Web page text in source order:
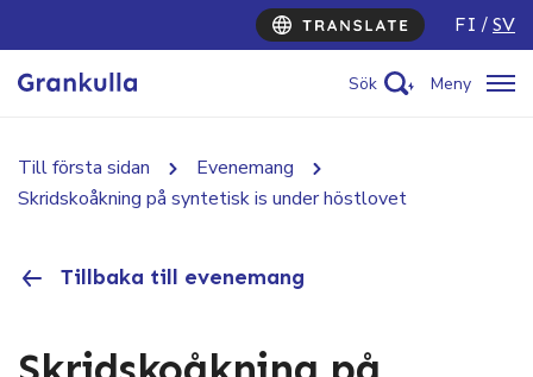
FI SV
Sök Meny
Till första sidan
Evenemang
Skridskoåkning på syntetisk is under höstlovet
Tillbaka till evenemang